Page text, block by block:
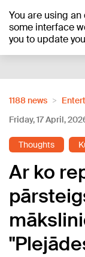
You are using
some interface
you to update
+15
1188 news
Friday, 17 April,
Thoughts
Ar ko